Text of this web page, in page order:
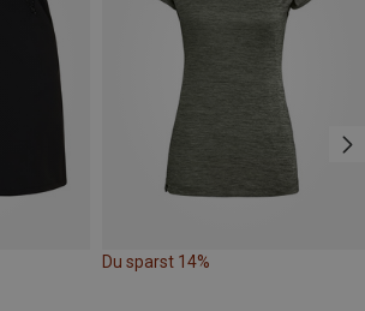
Du sparst 14%